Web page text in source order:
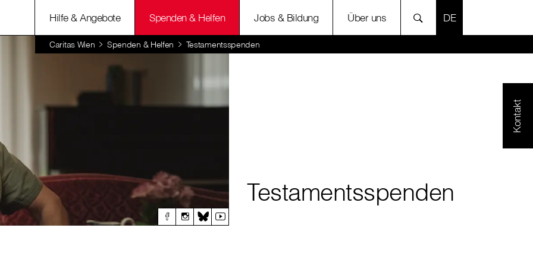
Hilfe & Angebote Spenden & Helfen Jobs & Bildung Über uns SPRACHE
Caritas Wien Spenden & Helfen Testamentsspenden
Kontakt
Testamentsspenden